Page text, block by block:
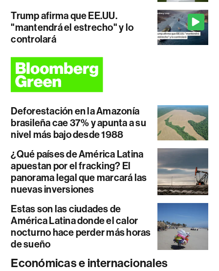
Trump afirma que EE.UU.
"mantendrá el estrecho" y lo
controlará
Deforestación en la Amazonía
brasileña cae 37% y apunta a su
nivel más bajo desde 1988
¿Qué países de América Latina
apuestan por el fracking? El
panorama legal que marcará las
nuevas inversiones
Estas son las ciudades de
América Latina donde el calor
nocturno hace perder más horas
de sueño
Económicas e internacionales